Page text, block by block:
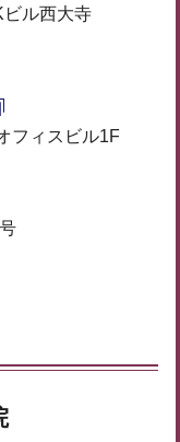
ル西大寺
フィスビル1F